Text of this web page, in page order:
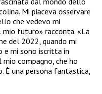
Mi piaceva osservare
che vedevo mi
mio futuro» racconta. «La
del 2022, quando mi
e mi sono iscritta in
mio compagno, che ho
È una persona fantastica,